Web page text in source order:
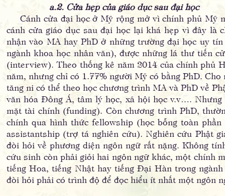
a.2. Cửa hẹp của giáo dục sau đại học
Cánh cửa đại học ở Mỹ rộng mở vì chính phủ Mỹ
cánh cửa giáo dục sau đại học lại khá hẹp vì đây là
nhận vào MA hay PhD ở những trường đại học uy
ngành khoa học nhân văn), được những lá thư tiến
(interview). Theo thống kê năm 2014 của chính phủ
năm, nhưng chỉ có 1.77% người Mỹ có bằng PhD.
tăng ni có thể theo học chương trình MA và PhD về
văn hóa Đông Á, tâm lý học, xã hội học v.v….
mặt tài chính (funding). Còn chương trình PhD,
chính qua hình thức fellowship (học bỗng toàn
assistantship (trợ tá nghiên cứu). Nghiên cứu Phật
đòi hỏi về phương diện ngôn ngữ rất nặng. Không
cứu sinh còn phải giỏi hai ngôn ngữ khác, một chính
tiếng Hoa, tiếng Nhật hay tiếng Đại Hàn trong
đòi hỏi phải có trình độ để đọc hiểu ít nhất một ngôn